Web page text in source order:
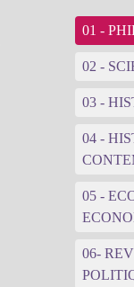
01 -
02 -
03 -
04 -
05 -
06-